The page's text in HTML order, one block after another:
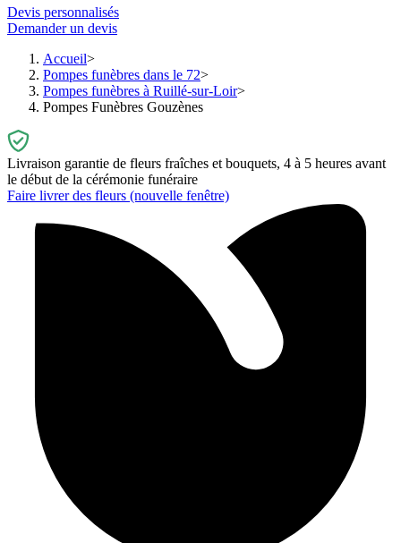
Devis personnalisés
Demander un devis
Accueil
Pompes funèbres dans le 72
Pompes funèbres à Ruillé-sur-Loir
Pompes Funèbres Gouzènes
Livraison garantie de fleurs fraîches et bouquets, 4 à 5 heures avant
le début de la cérémonie funéraire
Faire livrer des fleurs (nouvelle fenêtre)